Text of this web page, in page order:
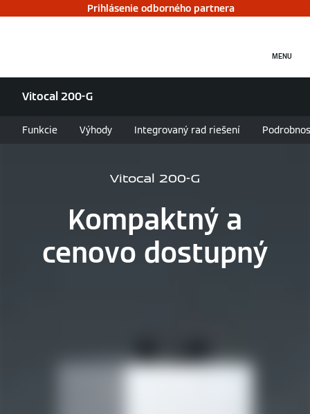
Prihlásenie odborného partnera
MENU
Vitocal 200-G
Funkcie Výhody Integrovaný rad riešení
Vitocal 200-G
Kompaktný a
cenovo dostupný